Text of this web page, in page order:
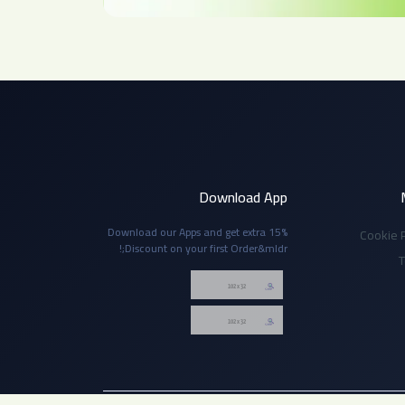
Cookie
Download App
Download our Apps and get extra 15%
Discount on your first Order&mldr;!